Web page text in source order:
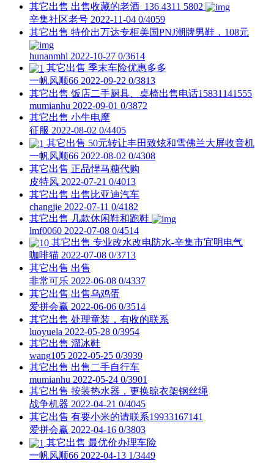
其它出售 出售收藏的老酒 136 4311 5802
辛集社区老号 2022-11-04 0/4059
其它出售 特价出万达专柜美国PNJ潮牌男鞋，108元
hunanmhl 2022-10-27 0/3614
其它出售 季末车险优惠多多
一帆风顺66 2022-09-22 0/3813
其它出售 饭店二手厨具、桌椅出售电话15831141555
mumianhu 2022-09-01 0/3872
其它出售 小牛电摩
征服 2022-08-02 0/4405
其它出售 50元转让丰田致炫和雪佛兰大屏收音机
一帆风顺66 2022-08-02 0/4308
其它出售 正品悍马糖代购
皮特风 2022-07-21 0/4013
其它出售 出售比亚迪汽车
changjie 2022-07-11 0/4182
其它出售 几款休闲鞋和跑鞋
lmf0060 2022-07-08 0/4514
其它出售 专业改水改电防水-辛集市宜明电气
咖啡猫 2022-07-08 0/3713
其它出售 出售
非常可乐 2022-06-08 0/4337
其它出售 出售乌鸡蛋
爱拼会赢 2022-06-06 0/3514
其它出售 处理童装，有收的联系
luoyuela 2022-05-28 0/3954
其它出售 溜冰鞋
wang105 2022-05-25 0/3939
其它出售 出售二手自行车
mumianhu 2022-05-24 0/3901
其它出售 按装热水器，更换晾衣架钢丝绳
战争机器 2022-04-21 0/4045
其它出售 有要小米的请联系19933167141
爱拼会赢 2022-04-16 0/3803
其它出售 最优价办理车险
一帆风顺66 2022-04-13 1/3449